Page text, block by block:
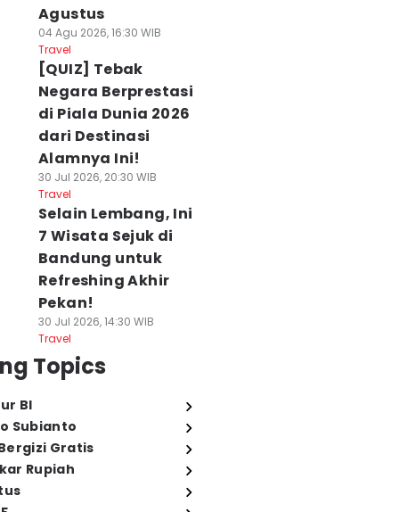
Agustus
04 Agu 2026, 16:30 WIB
Travel
[QUIZ] Tebak
Negara Berprestasi
di Piala Dunia 2026
dari Destinasi
Alamnya Ini!
30 Jul 2026, 20:30 WIB
Travel
Selain Lembang, Ini
7 Wisata Sejuk di
Bandung untuk
Refreshing Akhir
Pekan!
30 Jul 2026, 14:30 WIB
Travel
Topics
BI
Subianto
Gratis
Rupiah